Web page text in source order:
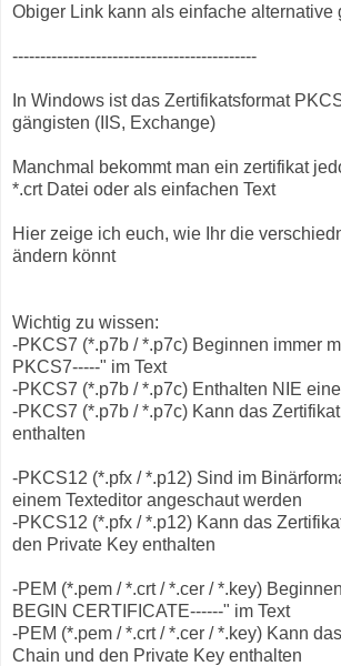
Obiger Link kann als einfache alternative
--------------------------------------------
In Windows ist das Zertifikatsformat
gängisten (IIS, Exchange)
Manchmal bekommt man ein zertifikat
*.crt Datei oder als einfachen Text
Hier zeige ich euch, wie Ihr die
ändern könnt
Wichtig zu wissen:
-PKCS7 (*.p7b / *.p7c) Beginnen immer
PKCS7-----" im Text
-PKCS7 (*.p7b / *.p7c) Enthalten NIE
-PKCS7 (*.p7b / *.p7c) Kann das
enthalten
-PKCS12 (*.pfx / *.p12) Sind im
einem Texteditor angeschaut werden
-PKCS12 (*.pfx / *.p12) Kann das
den Private Key enthalten
-PEM (*.pem / *.crt / *.cer / *.key)
BEGIN CERTIFICATE------" im Text
-PEM (*.pem / *.crt / *.cer / *.key) Kann
Chain und den Private Key enthalten